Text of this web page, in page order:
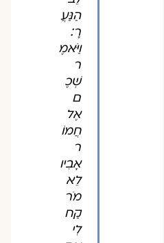
הַנַּעֲ
רָ׃
וַיֹּאמֶ
ר
שְׁכֶ
ם
אֶל
חֲמוֹ
ר
אָבִיו
לֵא
מֹר
קַח
לִי